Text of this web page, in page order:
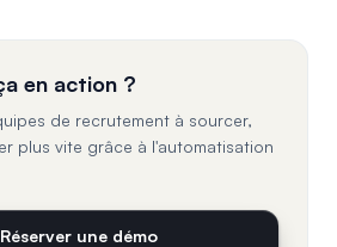
en action ?
de recrutement à sourcer,
plus vite grâce à l'automatisation
Réserver une démo